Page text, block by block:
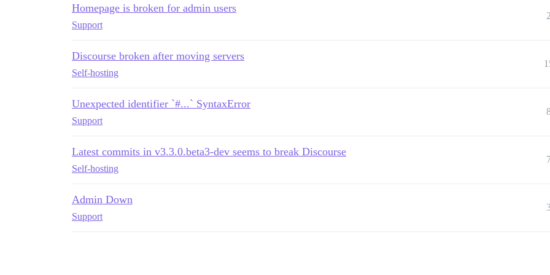
Homepage is broken for admin users
Support
Discourse broken after moving servers
Self-hosting
Unexpected identifier `#...` SyntaxError
Support
Latest commits in v3.3.0.beta3-dev seems to break Discourse
Self-hosting
Admin Down
Support